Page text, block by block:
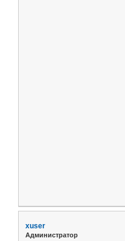
xuser
Администратор